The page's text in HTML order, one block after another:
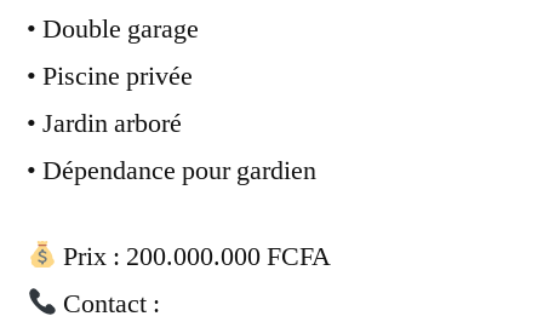
• Double garage
• Piscine privée
• Jardin arboré
• Dépendance pour gardien
Prix : 200.000.000 FCFA
Contact :